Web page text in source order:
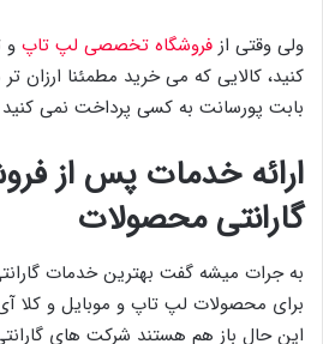
ولی وقتی از فروشگاه تخصصی لپ تاپ و
کنید، کالایی که می خرید مطمئنا
بابت پورسانت به کسی پرداخت نمی کنید
ارائه خدمات پس از
گارانتی محصولات
به جرات میشه گفت بهترین خدمات
برای محصولات لپ تاپ و موبایل و کلا
این حال باز هم هستند شرکت های